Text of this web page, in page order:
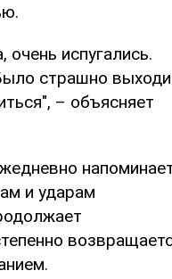
испугались.
страшно
– объясняет
и ударам